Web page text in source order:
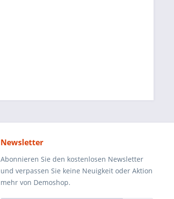
Newsletter
Abonnieren Sie den kostenlosen Newsletter
und verpassen Sie keine Neuigkeit oder Aktion
mehr von Demoshop.